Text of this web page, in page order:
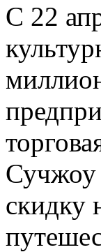
С 22
Сучжоу
скидку